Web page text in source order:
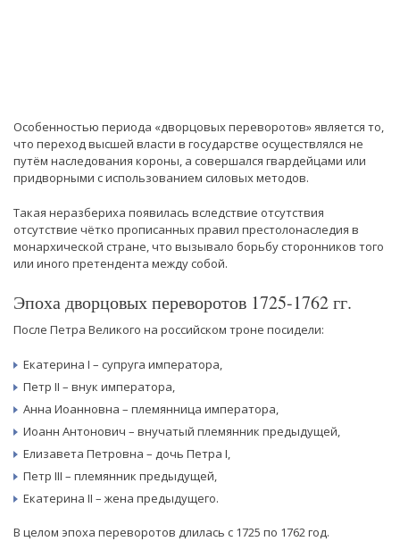
Особенностью периода «дворцовых переворотов» является то,
что переход высшей власти в государстве осуществлялся не
путём наследования короны, а совершался гвардейцами или
придворными с использованием силовых методов.
Такая неразбериха появилась вследствие отсутствия
отсутствие чётко прописанных правил престолонаследия в
монархической стране, что вызывало борьбу сторонников того
или иного претендента между собой.
Эпоха дворцовых переворотов 1725-1762 гг.
После Петра Великого на российском троне посидели:
Екатерина I – супруга императора,
Петр II – внук императора,
Анна Иоанновна – племянница императора,
Иоанн Антонович – внучатый племянник предыдущей,
Елизавета Петровна – дочь Петра I,
Петр III – племянник предыдущей,
Екатерина II – жена предыдущего.
В целом эпоха переворотов длилась с 1725 по 1762 год.